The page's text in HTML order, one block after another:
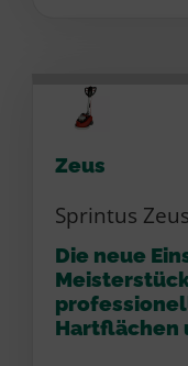
Zeus
Sprintus Zeus
Die neue
Hartflächen